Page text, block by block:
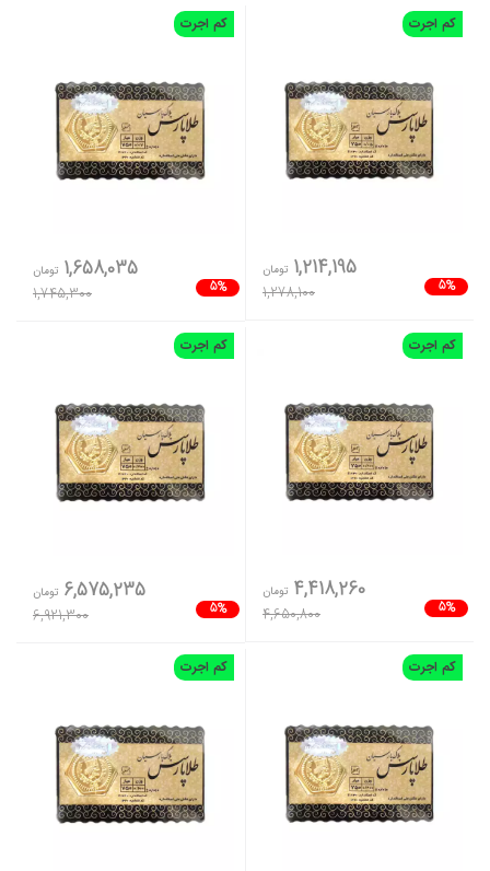
کم اجرت
5%
1,214,195 تومان
1,278,100
کم اجرت
5%
1,658,035 تومان
1,745,300
کم اجرت
5%
4,418,260 تومان
4,650,800
کم اجرت
5%
6,575,235 تومان
6,921,300
کم اجرت کم اجرت